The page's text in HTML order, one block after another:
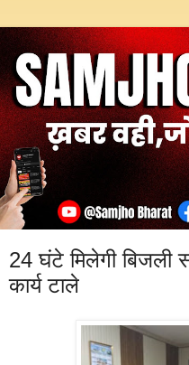
24 घंटे मिलेगी बिजली
कार्य टाले